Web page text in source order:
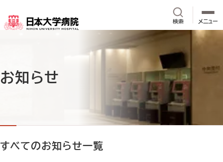
検索サイト内検
メニュー
お知らせ
すべてのお知らせ一覧